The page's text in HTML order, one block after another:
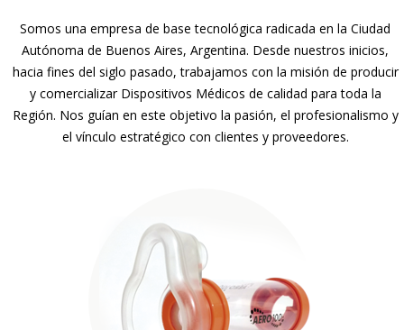
Somos una empresa de base tecnológica radicada en la Ciudad
Autónoma de Buenos Aires, Argentina. Desde nuestros inicios,
hacia fines del siglo pasado, trabajamos con la misión de producir
y comercializar Dispositivos Médicos de calidad para toda la
Región. Nos guían en este objetivo la pasión, el profesionalismo y
el vínculo estratégico con clientes y proveedores.